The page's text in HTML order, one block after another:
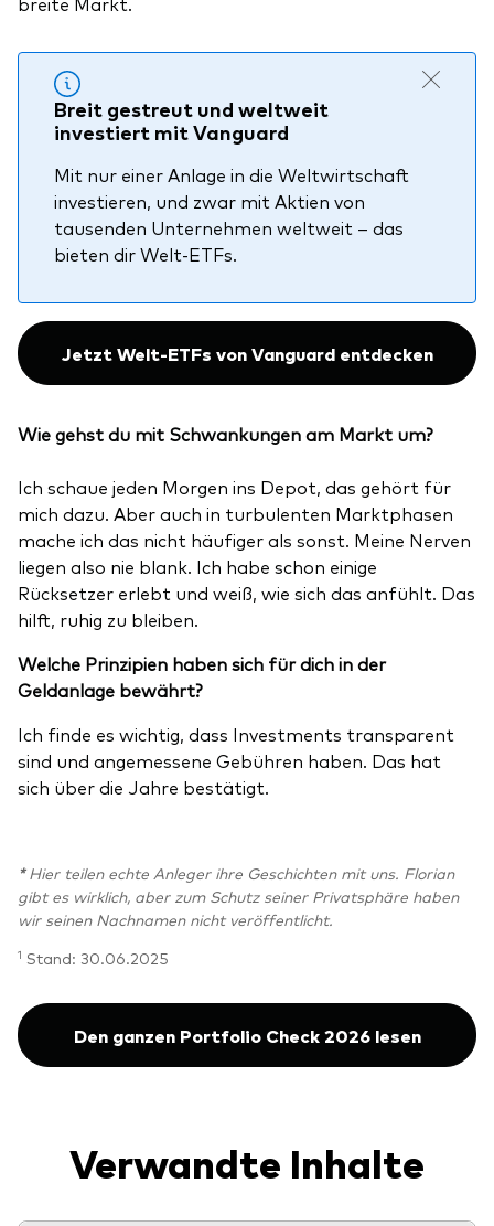
Breit gestreut und weltweit
investiert mit Vanguard
Mit nur einer Anlage in die Weltwirtschaft
investieren, und zwar mit Aktien von
tausenden Unternehmen weltweit – das
bieten dir Welt-ETFs.
Jetzt Welt-ETFs von Vanguard entdecken
Wie gehst du mit Schwankungen am Markt um?
Ich schaue jeden Morgen ins Depot, das gehört für
mich dazu. Aber auch in turbulenten Marktphasen
mache ich das nicht häufiger als sonst. Meine Nerven
liegen also nie blank. Ich habe schon einige
Rücksetzer erlebt und weiß, wie sich das anfühlt. Das
hilft, ruhig zu bleiben.
Welche Prinzipien haben sich für dich in der
Geldanlage bewährt?
Ich finde es wichtig, dass Investments transparent
sind und angemessene Gebühren haben. Das hat
sich über die Jahre bestätigt.
* Hier teilen echte Anleger ihre Geschichten mit uns. Florian
gibt es wirklich, aber zum Schutz seiner Privatsphäre haben
wir seinen Nachnamen nicht veröffentlicht.
1 Stand: 30.06.2025
Den ganzen Portfolio Check 2026 lesen
Verwandte Inhalte